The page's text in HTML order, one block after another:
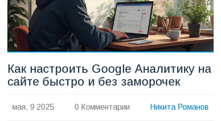
Как настроить Google Аналитику на
сайте быстро и без заморочек
мая, 9 2025 0 Комментарии Никита Романов